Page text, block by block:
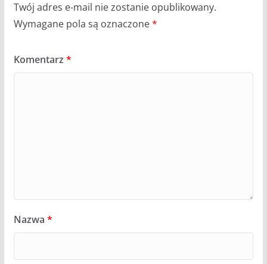
Twój adres e-mail nie zostanie opublikowany.
Wymagane pola są oznaczone*
Komentarz *
Nazwa *